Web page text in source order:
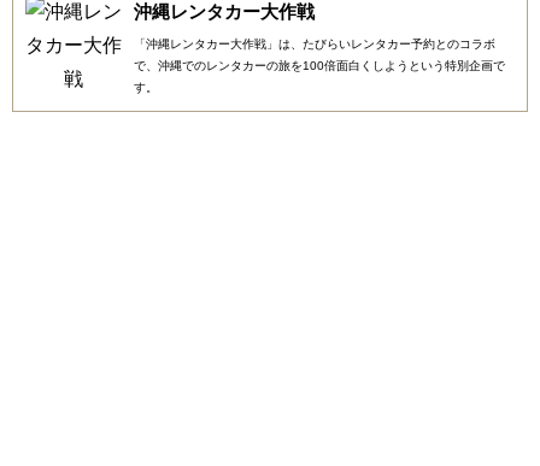
沖縄レンタカー大作戦
「沖縄レンタカー大作戦」は、たびらいレンタカー予約とのコラボ
で、沖縄でのレンタカーの旅を100倍面白くしようという特別企画で
す。